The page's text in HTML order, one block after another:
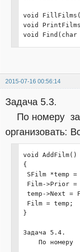
void
void
void
{
Film = Start =
printf("Введи
Film = new
Start = Film;
FillFilms();
clrscr();
PrintFilms();
Find(findf);
void
2015-07-16 00:56:14
Задача 5.3.
По номеру
организовать:
void AddFilm()
{
SFilm *temp
Film->Prior =
temp->Next =
Film = temp;
}
Задача 5.4.
По номеру